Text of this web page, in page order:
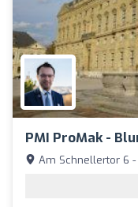
PMI ProMak -
Am Schnellertor 6